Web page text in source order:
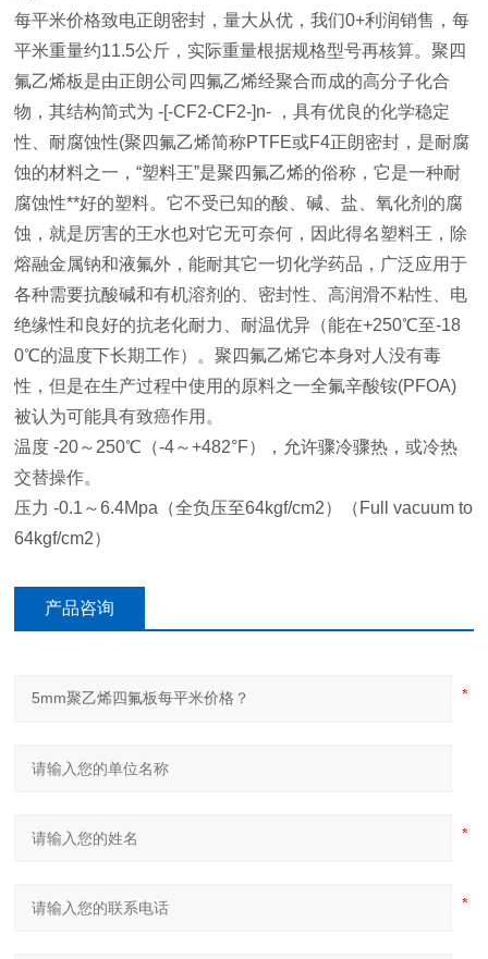
每平米价格致电正朗密封，量大从优，我们0+利润销售，每
平米重量约11.5公斤，实际重量根据规格型号再核算。聚四
氟乙烯板是由正朗公司四氟乙烯经聚合而成的高分子化合
物，其结构简式为 -[-CF2-CF2-]n- ，具有优良的化学稳定
性、耐腐蚀性(聚四氟乙烯简称PTFE或F4正朗密封，是耐腐
蚀的材料之一，“塑料王”是聚四氟乙烯的俗称，它是一种耐
腐蚀性**好的塑料。它不受已知的酸、碱、盐、氧化剂的腐
蚀，就是厉害的王水也对它无可奈何，因此得名塑料王，除
熔融金属钠和液氟外，能耐其它一切化学药品，广泛应用于
各种需要抗酸碱和有机溶剂的、密封性、高润滑不粘性、电
绝缘性和良好的抗老化耐力、耐温优异（能在+250℃至-18
0℃的温度下长期工作）。聚四氟乙烯它本身对人没有毒
性，但是在生产过程中使用的原料之一全氟辛酸铵(PFOA)
被认为可能具有致癌作用。
温度 -20～250℃（-4～+482°F），允许骤冷骤热，或冷热
交替操作。
压力 -0.1～6.4Mpa（全负压至64kgf/cm2）（Full vacuum to
64kgf/cm2）
产品咨询